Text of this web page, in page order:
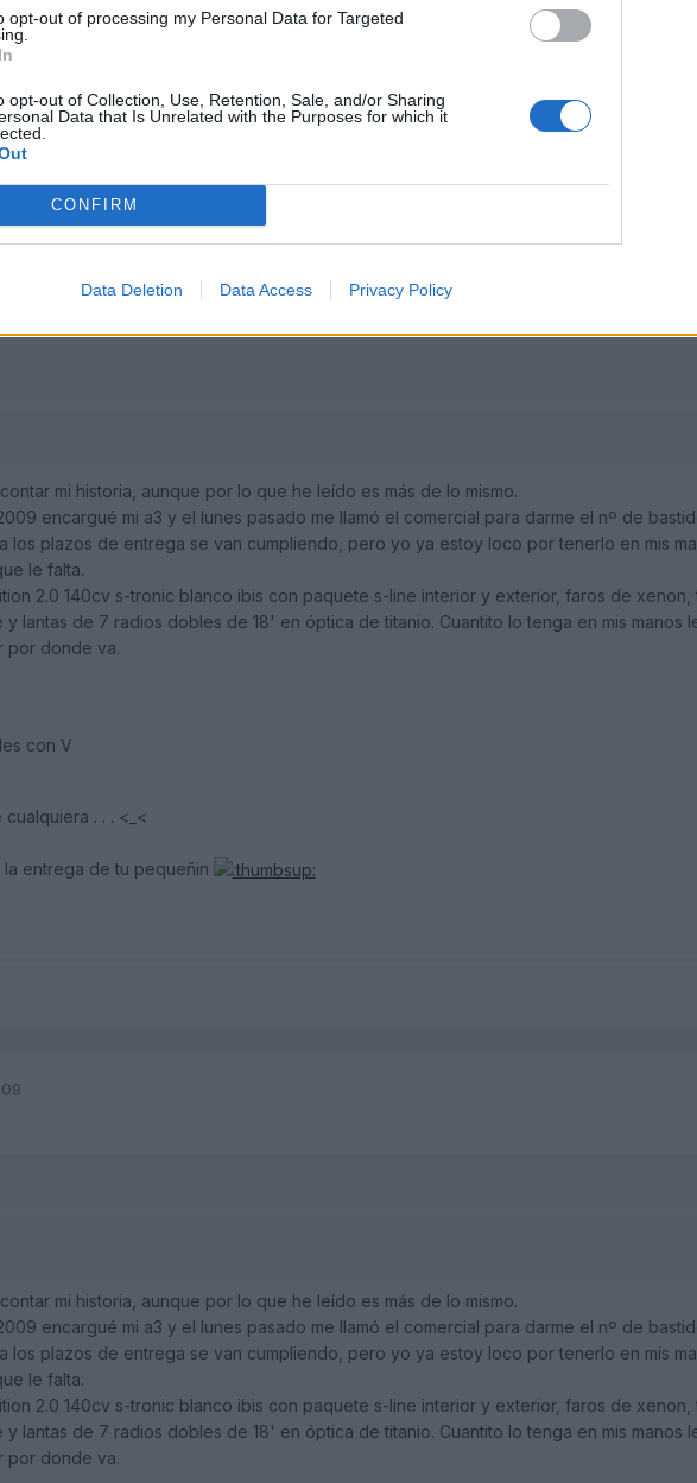
opt-out of processing my Personal Data for Targeted
opt-out of Collection, Use, Retention, Sale, and/or Sharing
Data that Is Unrelated with the Purposes for which it
CONFIRM
Data Deletion Data Access Privacy Policy
llantas para mi un acierto, espero que no se retrase y que pongas fotos en cuato lo
mi historia, aunque por lo que he leído es más de lo mismo.
encargué mi a3 y el lunes pasado me llamó el comercial para darme el nº de
los plazos de entrega se van cumpliendo, pero yo ya estoy loco por tenerlo en mis
le falta.
2.0 140cv s-tronic blanco ibis con paquete s-line interior y exterior, faros de
y lantas de 7 radios dobles de 18' en óptica de titanio. Cuantito lo tenga en mis manos
por donde va.
con V
. . . <_<
entrega de tu pequeñin
mi historia, aunque por lo que he leído es más de lo mismo.
encargué mi a3 y el lunes pasado me llamó el comercial para darme el nº de
los plazos de entrega se van cumpliendo, pero yo ya estoy loco por tenerlo en mis
le falta.
2.0 140cv s-tronic blanco ibis con paquete s-line interior y exterior, faros de
y lantas de 7 radios dobles de 18' en óptica de titanio. Cuantito lo tenga en mis manos
por donde va.